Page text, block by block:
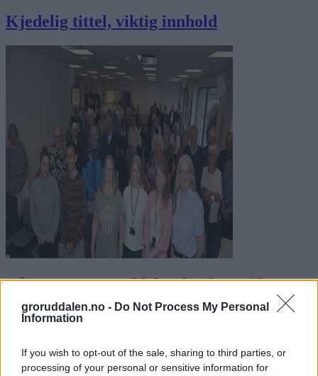
groruddalen.no - Do Not Process My Personal
Information
If you wish to opt-out of the sale, sharing to third parties, or
processing of your personal or sensitive information for
Kjedelig tittel, viktig innhold
Nå tegnes Groruddalen for framtida: Stor
interesse da etaten presenterte planene